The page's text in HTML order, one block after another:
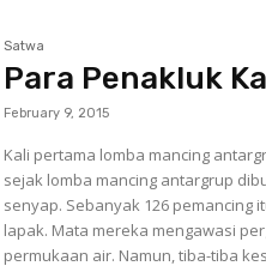
Satwa
Para Penakluk
February 9, 2015
Kali pertama lomba mancing antargrup,
sejak lomba mancing antargrup
senyap. Sebanyak 126 pemancing
lapak. Mata mereka mengawasi
permukaan air. Namun, tiba-tiba